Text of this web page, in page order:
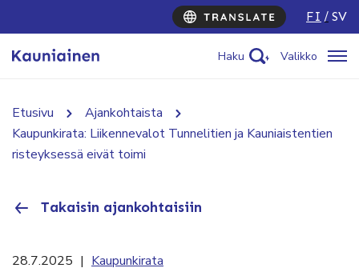
FI SV
Haku Valikko
Etusivu
Ajankohtaista
Kaupunkirata: Liikennevalot Tunnelitien ja Kauniaistentien
risteyksessä eivät toimi
Takaisin ajankohtaisiin
28.7.2025 | Kaupunkirata